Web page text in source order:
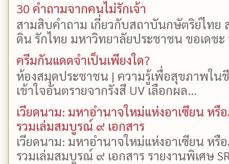
30 คำถามจากคนไม่รักเจ้า
สามสิบคำถาม เกี่ยวกับสถาบันกษัตริย์ไทย
ดิน รักไทย มหาวิทยาลัยประชาชน ขอเดช
ครีมกันแดดจำเป็นเพียงใด?
ห้องสมุดประชาชน | ความรู้เพื่อสุขภาพใน
เข้าใจอันตรายจากรังสี UV เลือกผล...
เวียดนาม: มหาอำนาจใหม่แห่งอาเซียน ห
รวมเล่มสมบูรณ์ ๙ เอกสาร
เวียดนาม: มหาอำนาจใหม่แห่งอาเซียน ห
รวมเล่มสมบูรณ์ ๙ เอกสาร รายงานพิเศษ